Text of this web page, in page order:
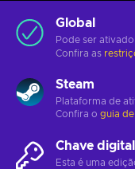
Global
Pode ser ativado
Confira as
Steam
Plataforma de
Confira o guia
Chave digital
Esta é uma